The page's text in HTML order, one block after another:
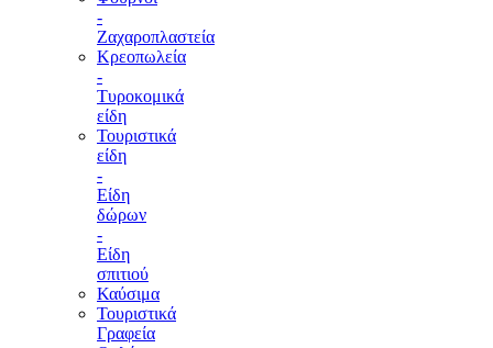
-
Ζαχαροπλαστεία
Κρεοπωλεία
-
Τυροκομικά
είδη
Τουριστικά
είδη
-
Είδη
δώρων
-
Είδη
σπιτιού
Καύσιμα
Τουριστικά
Γραφεία